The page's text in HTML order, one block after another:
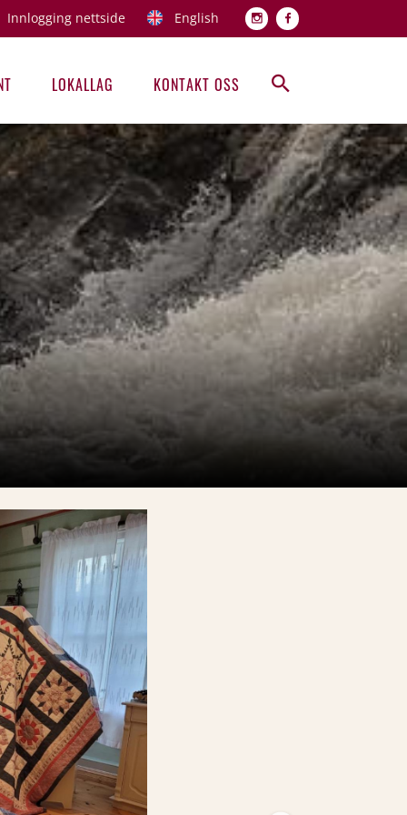
Topp
Innlogging nettside English
Hovedmeny
LOKALLAG KONTAKT OSS